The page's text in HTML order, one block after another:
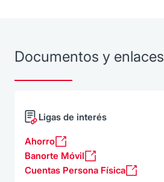
Documentos y enlaces
Ligas de interés
Ahorro
Banorte Móvil
Cuentas Persona Física